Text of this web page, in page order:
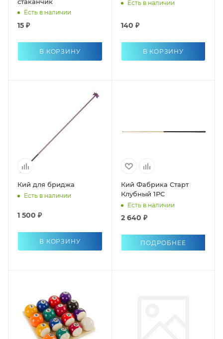
Есть в наличии
15 ₽
В КОРЗИНУ
Есть в наличии
140 ₽
В КОРЗИНУ
Кий для бриджа
Есть в наличии
1 500 ₽
В КОРЗИНУ
Кий Фабрика Старт
Клубный 1РС
Есть в наличии
2 640 ₽
ПОДРОБНЕЕ